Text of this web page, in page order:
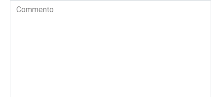
Commento